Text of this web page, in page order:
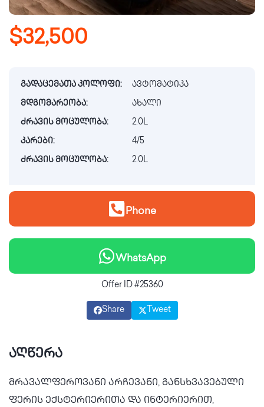
$32,500
გადაცემათა კოლოფი: ავტომატიკა
მდგომარეობა: ახალი
ძრავის მოცულობა: 2.0L
კარები: 4/5
ძრავის მოცულობა: 2.0L
Phone
WhatsApp
Offer ID #25360
Share Tweet
აღწერა
მრავალფეროვანი არჩევანი, განსხვავებული
ფერის ექსტერიერითა და ინტერიერით,